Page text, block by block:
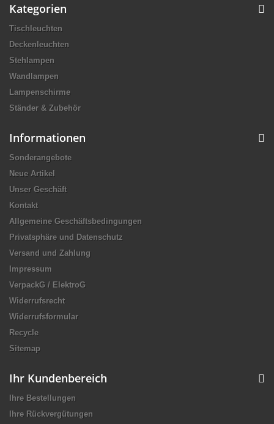
Kategorien
Tischleuchten
Deckenleuchten
Stehlampen
Wandlampen
Lampenschirme
Ständer & Zubehör
Informationen
Sonderangebote
Neue Artikel
Unser Geschäft
Kontakt
Allgemeine Geschäftsbedingungen
Privatsphäre und Datenschutz
Versand und Zahlung
Impressum
VerpackG / ElektroG
Widerrufsrecht
Widerrufsformular
Recycle
Sitemap
Ihr Kundenbereich
Ihre Bestellungen
Ihre Rückvergütungen